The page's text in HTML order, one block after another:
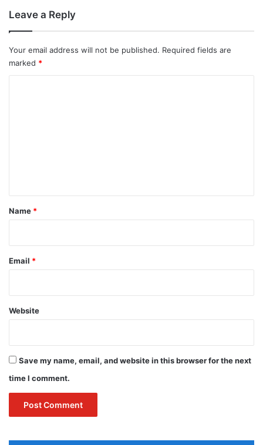
Leave a Reply
Your email address will not be published. Required fields are
marked *
*
Name *
Email *
Website
Save my name, email, and website in this browser for the next
time I comment.